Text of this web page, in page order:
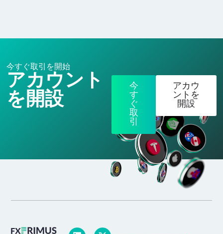
今すぐ取引を開始
アカウント
を開設
今
す
ぐ
取
引
アカウ
ントを
開設